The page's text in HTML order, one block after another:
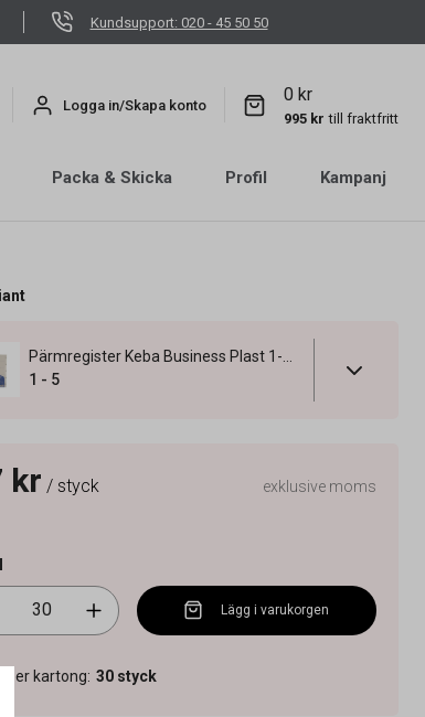
Kundsupport: 020 - 45 50 50
Logga in/Skapa konto
0 kr
995 kr till fraktfritt
Packa & Skicka Profil
Kampanj
1 - 5
kr / styck exklusive moms
Lägg i varukorgen
per kartong: 30 styck